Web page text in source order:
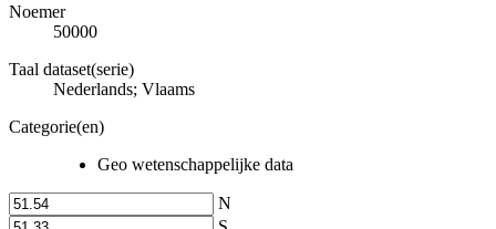
Noemer
50000
Taal dataset(serie)
Nederlands; Vlaams
Categorie(en)
Geo wetenschappelijke data
N